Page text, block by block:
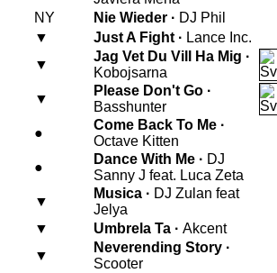
NY Nie Wieder · DJ Phil
▼ Just A Fight · Lance Inc.
▼
Jag Vet Du Vill Ha Mig ·
Kobojsarna
▼
Please Don't Go ·
Basshunter
●
Come Back To Me ·
Octave Kitten
●
Dance With Me · DJ
Sanny J feat. Luca Zeta
▼
Musica · DJ Zulan feat
Jelya
▼ Umbrela Ta · Akcent
▼
Neverending Story ·
Scooter